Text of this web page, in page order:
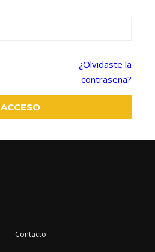
¿Olvidaste la
contraseña?
ACCESO
Contacto